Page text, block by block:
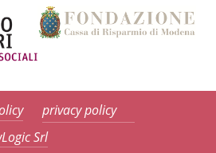
privacy policy
Srl